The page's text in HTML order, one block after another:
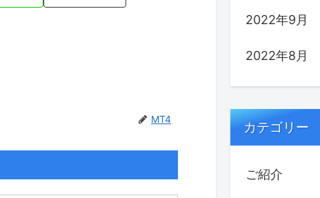
MT4
2022年9月
2022年8月
カテゴリー
ご紹介